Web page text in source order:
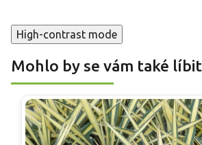
High-contrast mode
Mohlo by se vám také líbit